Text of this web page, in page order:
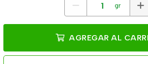
gr
AGREGAR AL